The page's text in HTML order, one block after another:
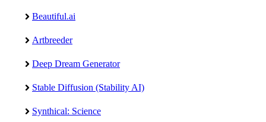
Beautiful.ai
Artbreeder
Deep Dream Generator
Stable Diffusion (Stability AI)
Synthical: Science